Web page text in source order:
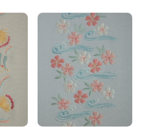
刺繍キット・ミニ色紙
刺繍キット・小物